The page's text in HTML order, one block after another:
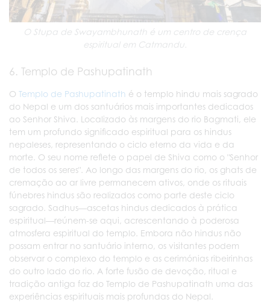
O Stupa de Swayambhunath é um centro de crença
espiritual em Catmandu.
6. Templo de Pashupatinath
O Templo de Pashupatinath é o templo hindu mais sagrado
do Nepal e um dos santuários mais importantes dedicados
ao Senhor Shiva. Localizado às margens do rio Bagmati, ele
tem um profundo significado espiritual para os hindus
nepaleses, representando o ciclo eterno da vida e da
morte. O seu nome reflete o papel de Shiva como o "Senhor
de todos os seres". Ao longo das margens do rio, os ghats de
cremação ao ar livre permanecem ativos, onde os rituais
fúnebres hindus são realizados como parte deste ciclo
sagrado. Sadhus—ascetas hindus dedicados à prática
espiritual—reúnem-se aqui, acrescentando à poderosa
atmosfera espiritual do templo. Embora não hindus não
possam entrar no santuário interno, os visitantes podem
observar o complexo do templo e as cerimónias ribeirinhas
do outro lado do rio. A forte fusão de devoção, ritual e
tradição antiga faz do Templo de Pashupatinath uma das
experiências espirituais mais profundas do Nepal.